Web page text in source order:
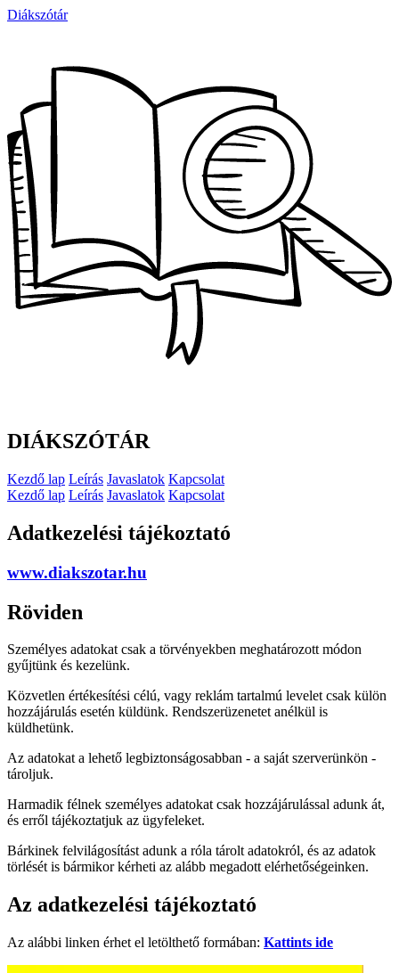
Diákszótár
DIÁKSZÓTÁR
Kezdő lap Leírás Javaslatok Kapcsolat
Kezdő lap Leírás Javaslatok Kapcsolat
Adatkezelési tájékoztató
www.diakszotar.hu
Röviden
Személyes adatokat csak a törvényekben meghatározott módon
gyűjtünk és kezelünk.
Közvetlen értékesítési célú, vagy reklám tartalmú levelet csak külön
hozzájárulás esetén küldünk. Rendszerüzenetet anélkül is
küldhetünk.
Az adatokat a lehető legbiztonságosabban - a saját szerverünkön -
tároljuk.
Harmadik félnek személyes adatokat csak hozzájárulással adunk át,
és erről tájékoztatjuk az ügyfeleket.
Bárkinek felvilágosítást adunk a róla tárolt adatokról, és az adatok
törlését is bármikor kérheti az alább megadott elérhetőségeinken.
Az adatkezelési tájékoztató
Az alábbi linken érhet el letölthető formában: Kattints ide